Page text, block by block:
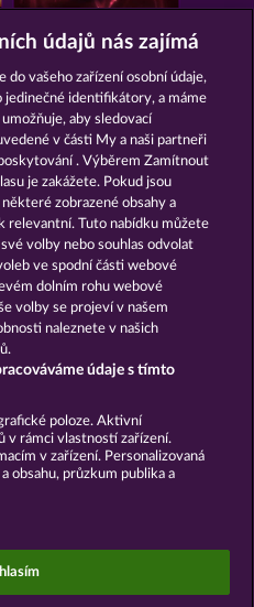
FOREVER
DIAMONDS
hry
o ochraně údajů
Časté dotazy
o Odstoupení
určeny výhradně k
vůbec žádný vliv na
údajů nás zajímá
do vašeho zařízení osobní údaje,
jedinečné identifikátory, a máme
aby sledovací
v části My a naši partneři
. Výběrem Zamítnout
je zakážete. Pokud jsou
zobrazené obsahy a
relevantní. Tuto nabídku můžete
volby nebo souhlas odvolat
ve spodní části webové
dolním rohu webové
volby se projeví v našem
naleznete v našich
údaje s tímto
poloze. Aktivní
v rámci vlastností zařízení.
v zařízení. Personalizovaná
obsahu, průzkum publika a